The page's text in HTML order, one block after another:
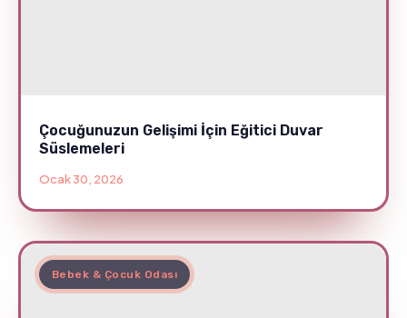
Çocuğunuzun Gelişimi İçin Eğitici Duvar
Süslemeleri
Ocak 30, 2026
Bebek & Çocuk Odası